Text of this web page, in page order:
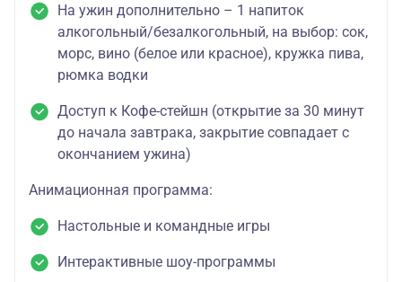
На ужин дополнительно – 1 напиток
алкогольный/безалкогольный, на выбор: сок,
морс, вино (белое или красное), кружка пива,
рюмка водки
Доступ к Кофе-стейшн (открытие за 30 минут
до начала завтрака, закрытие совпадает с
окончанием ужина)
Анимационная программа:
Настольные и командные игры
Интерактивные шоу-программы